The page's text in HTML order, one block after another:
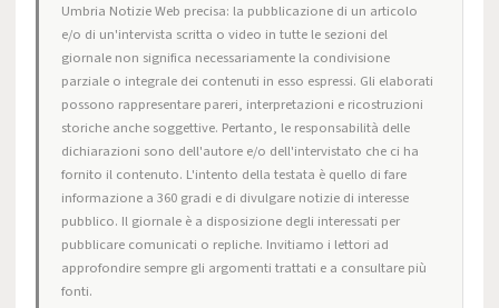
Umbria Notizie Web precisa: la pubblicazione di un articolo
e/o di un'intervista scritta o video in tutte le sezioni del
giornale non significa necessariamente la condivisione
parziale o integrale dei contenuti in esso espressi. Gli elaborati
possono rappresentare pareri, interpretazioni e ricostruzioni
storiche anche soggettive. Pertanto, le responsabilità delle
dichiarazioni sono dell'autore e/o dell'intervistato che ci ha
fornito il contenuto. L'intento della testata è quello di fare
informazione a 360 gradi e di divulgare notizie di interesse
pubblico. Il giornale è a disposizione degli interessati per
pubblicare comunicati o repliche. Invitiamo i lettori ad
approfondire sempre gli argomenti trattati e a consultare più
fonti.